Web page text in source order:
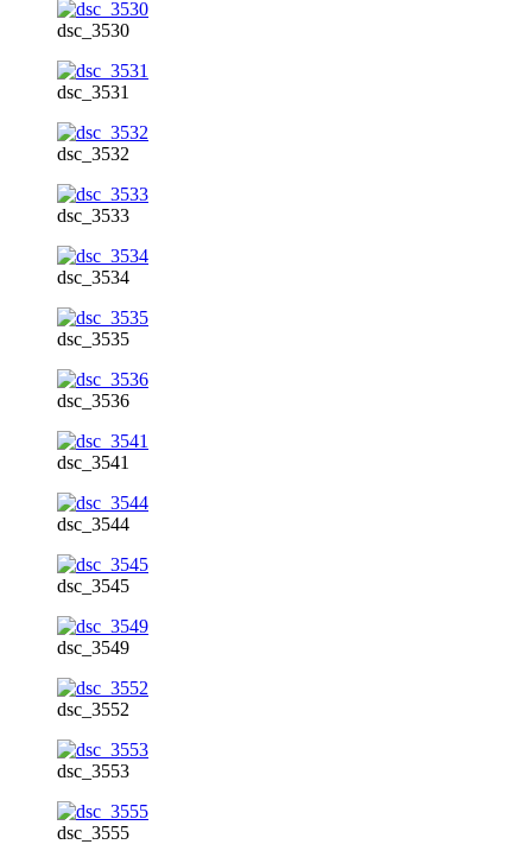
dsc_3530
dsc_3531
dsc_3532
dsc_3533
dsc_3534
dsc_3535
dsc_3536
dsc_3541
dsc_3544
dsc_3545
dsc_3549
dsc_3552
dsc_3553
dsc_3555